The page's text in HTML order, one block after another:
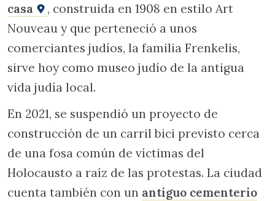
casa
, construida en 1908 en estilo Art
Nouveau y que perteneció a unos
comerciantes judíos, la familia Frenkelis,
sirve hoy como museo judío de la antigua
vida judía local.
En 2021, se suspendió un proyecto de
construcción de un carril bici previsto cerca
de una fosa común de víctimas del
Holocausto a raíz de las protestas. La ciudad
cuenta también con un antiguo cementerio